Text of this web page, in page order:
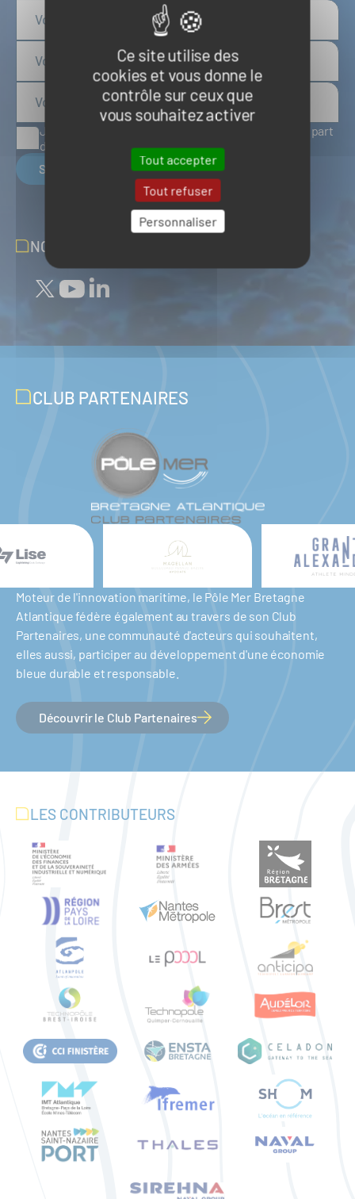
Ce site utilise des
cookies et vous donne le
contrôle sur ceux que
vous souhaitez activer
Tout accepter
Tout refuser
Personnaliser
J'accepte de recevoir des articles d'actualité de la part
du Pôle Mer Bretagne Atlantique
S'inscrire
NOUS SUIVRE SUR LES RÉSEAUX
CLUB PARTENAIRES
Moteur de l'innovation maritime, le Pôle Mer Bretagne
Atlantique fédère également au travers de son Club
Partenaires, une communauté d'acteurs qui souhaitent,
elles aussi, participer au développement d'une économie
bleue durable et responsable.
Découvrir le Club Partenaires
LES CONTRIBUTEURS